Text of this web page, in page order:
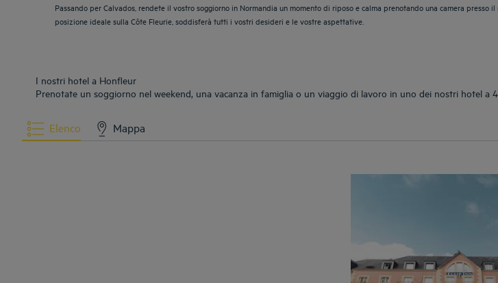
Passando per Calvados, rendete il vostro soggiorno in Normandia un momento di riposo e calma prenotando una camera
posizione ideale sulla Côte Fleurie, soddisferà tutti i vostri desideri e le vostre aspettative.
I nostri hotel a Honfleur
Prenotate un soggiorno nel weekend, una vacanza in famiglia o un viaggio di lavoro in uno dei nostri hotel a
Elenco Mappa